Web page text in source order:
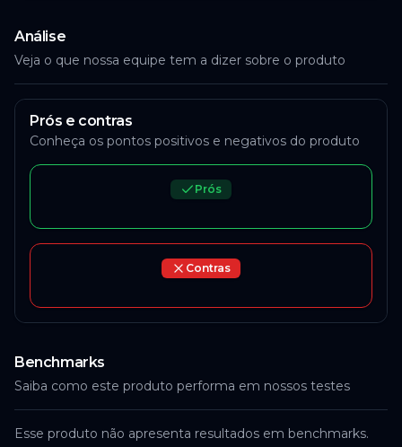
Análise
Veja o que nossa equipe tem a dizer sobre o produto
Prós e contras
Conheça os pontos positivos e negativos do produto
Prós
Contras
Benchmarks
Saiba como este produto performa em nossos testes
Esse produto não apresenta resultados em benchmarks.